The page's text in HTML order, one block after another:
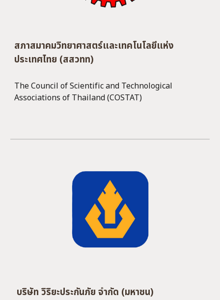
สภาสมาคมวิทยาศาสตร์และเทคโนโลยีแห่ง
ประเทศไทย (สสวทท)
The Council of Scientific and Technological
Associations of Thailand (COSTAT)
บริษัท วิริยะประกันภัย จำกัด (มหาชน)